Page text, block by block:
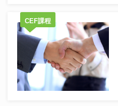
CEF課程